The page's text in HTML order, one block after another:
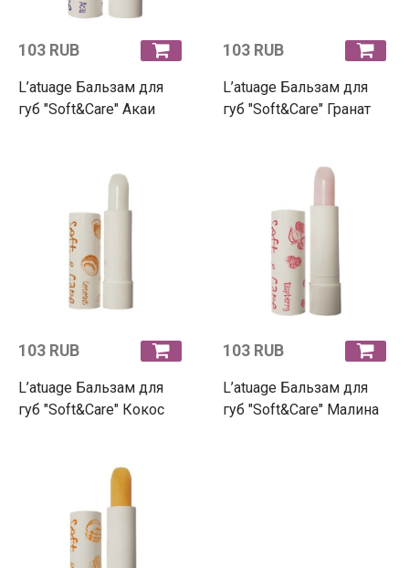
103 RUB
L’atuage Бальзам для
губ "Soft&Care" Акаи
103 RUB
L’atuage Бальзам для
губ "Soft&Care" Гранат
103 RUB
L’atuage Бальзам для
губ "Soft&Care" Кокос
103 RUB
L’atuage Бальзам для
губ "Soft&Care" Малина